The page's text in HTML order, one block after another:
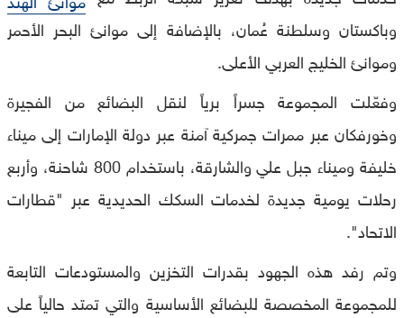
وباكستان وسلطنة عُمان، بالإضافة إلى موانئ البحر الأحمر
وموانئ الخليج العربي الأعلى.
وفعّلت المجموعة جسراً برياً لنقل البضائع من الفجيرة
وخورفكان عبر ممرات جمركية آمنة عبر دولة الإمارات إلى ميناء
خليفة وميناء جبل علي والشارقة، باستخدام 800 شاحنة، وأربع
رحلات يومية جديدة لخدمات السكك الحديدية عبر "قطارات
الاتحاد".
وتم رفد هذه الجهود بقدرات التخزين والمستودعات التابعة
للمجموعة المخصصة للبضائع الأساسية والتي تمتد حالياً على